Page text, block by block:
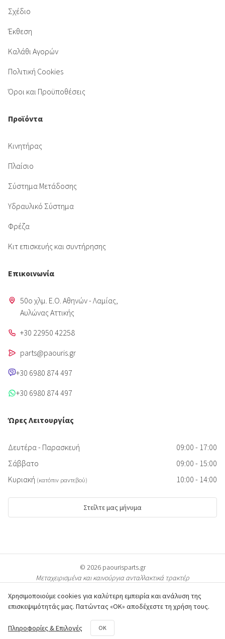
Σχέδιο
Έκθεση
Καλάθι Αγορών
Πολιτική Cookies
Όροι και Προϋποθέσεις
Προϊόντα
Κινητήρας
Πλαίσιο
Σύστημα Μετάδοσης
Υδραυλικό Σύστημα
Φρέζα
Κιτ επισκευής και συντήρησης
Επικοινωνία
50o χλμ. Ε.Ο. Αθηνών - Λαμίας,
Aυλώνας Αττικής
+30 22950 42258
parts@paouris.gr
+30 6980 874 497
+30 6980 874 497
Ώρες Λειτουργίας
Δευτέρα - Παρασκευή
09:00 - 17:00
Σάββατο
09:00 - 15:00
Κυριακή (κατόπιν ραντεβού) 10:00 - 14:00
Στείλτε μας μήνυμα
© 2026 paourisparts.gr
Μεταχειρισμένα και καινούργια ανταλλακτικά τρακτέρ
© Όλες οι φωτογραφίες των προϊόντων προστατεύονται από πνευματικά
δικαιώματα & είναι ιδιοκτησία του paourisparts.gr. Η αντιγραφή διώκεται ποινικά.
Χρησιμοποιούμε cookies για καλύτερη εμπειρία και ανάλυση της
επισκεψιμότητάς μας. Πατώντας «ΟΚ» αποδέχεστε τη χρήση τους.
Πληροφορίες & Επιλογές OK